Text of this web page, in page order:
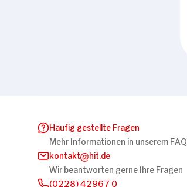
Häufig gestellte Fragen
Mehr Informationen in unserem FAQ
kontakt
hit.de
Wir beantworten gerne Ihre Fragen
(0228) 42967 0